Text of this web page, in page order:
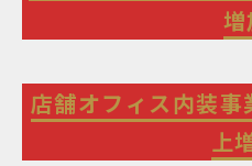
増
店舗オフィス内装
上